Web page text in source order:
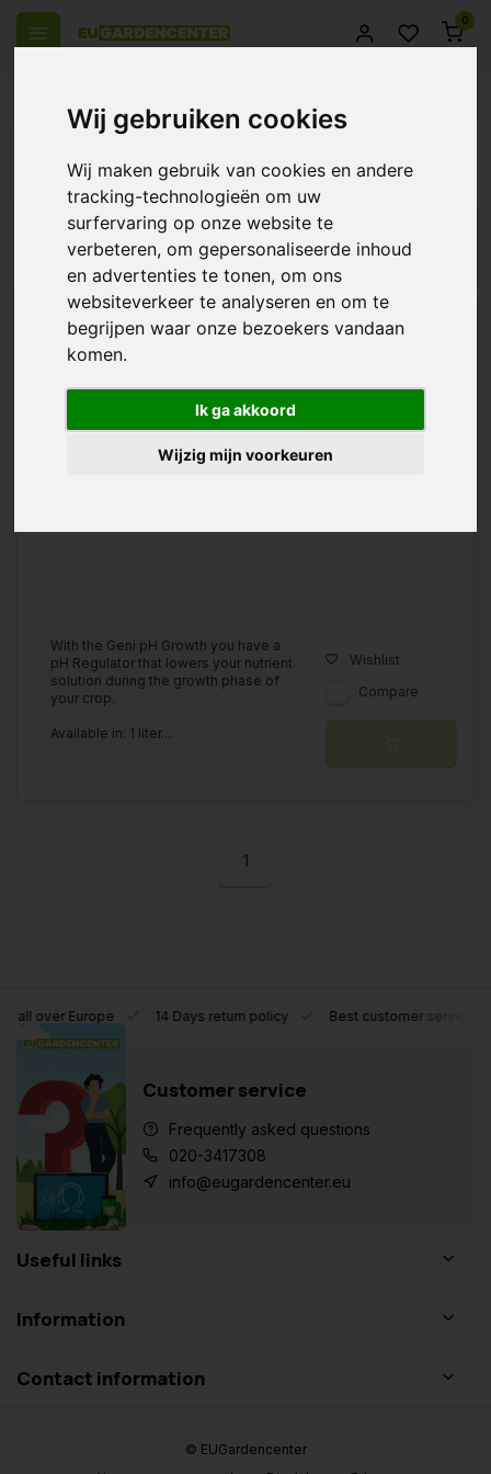
Wij gebruiken cookies
Wij maken gebruik van cookies en andere
tracking-technologieën om uw
surfervaring op onze website te
verbeteren, om gepersonaliseerde inhoud
en advertenties te tonen, om ons
websiteverkeer te analyseren en om te
begrijpen waar onze bezoekers vandaan
komen.
Ik ga akkoord
Wijzig mijn voorkeuren
0
Products tagged with geni ph- groei
€9,95
With the Geni pH Growth you have a
pH Regulator that lowers your nutrient
solution during the growth phase of
your crop.
Available in: 1 liter....
Wishlist
Compare
1
Europe 14 Days return policy Best customer service
Customer service
Frequently asked questions
020-3417308
info@eugardencenter.eu
Useful links
Information
Contact information
© EUGardencenter